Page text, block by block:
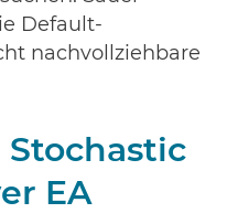
Default-
nachvollziehbare
Stochastic
EA